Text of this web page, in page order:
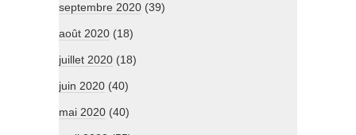
septembre 2020 (39)
août 2020 (18)
juillet 2020 (18)
juin 2020 (40)
mai 2020 (40)